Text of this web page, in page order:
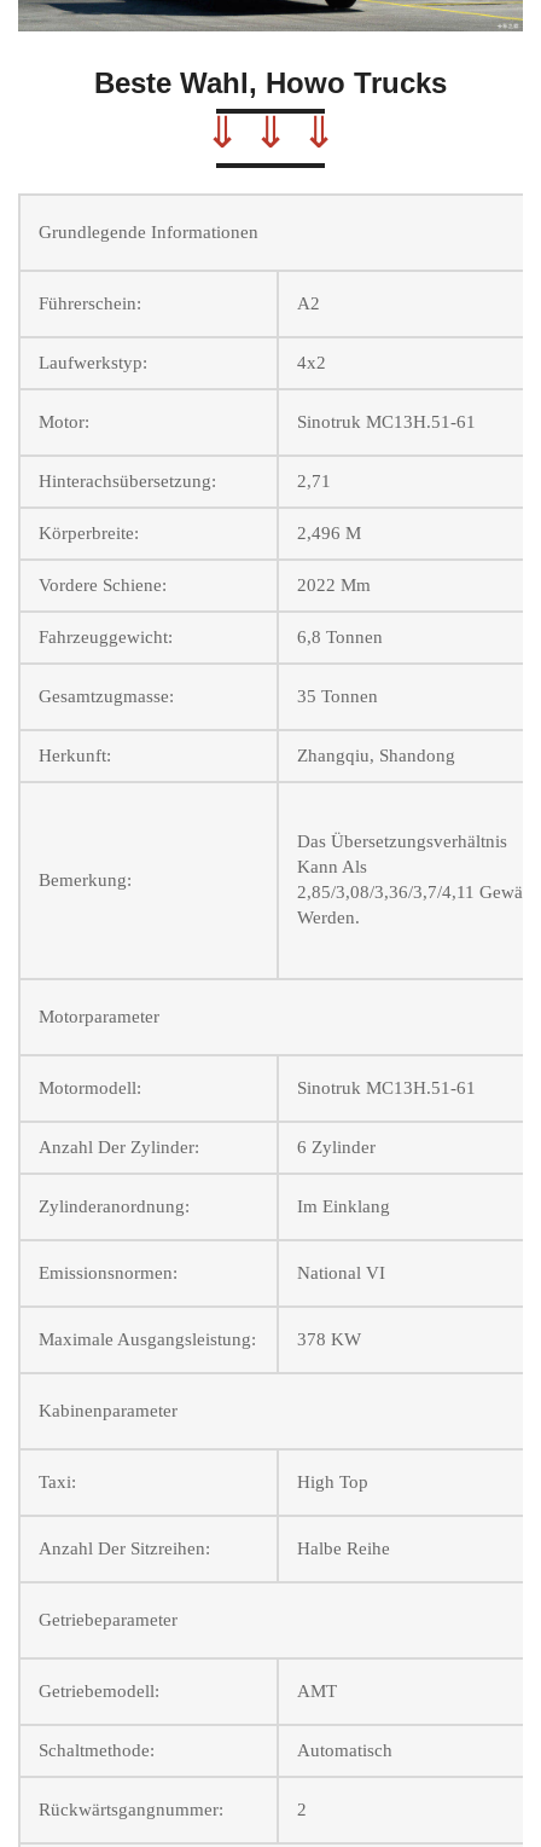
Beste Wahl, Howo Trucks
⇓ ⇓ ⇓
Grundlegende Informationen
Führerschein: A2
Laufwerkstyp: 4x2
Motor: Sinotruk MC13H.51-61
Hinterachsübersetzung: 2,71
Körperbreite: 2,496 M
Vordere Schiene: 2022 Mm
Fahrzeuggewicht: 6,8 Tonnen
Gesamtzugmasse: 35 Tonnen
Herkunft: Zhangqiu, Shandong
Bemerkung:
Das Übersetzungsverhältnis
Kann Als
2,85/3,08/3,36/3,7/4,11 Gewählt
Werden.
Motorparameter
Motormodell: Sinotruk MC13H.51-61
Anzahl Der Zylinder: 6 Zylinder
Zylinderanordnung: Im Einklang
Emissionsnormen: National VI
Maximale Ausgangsleistung: 378 KW
Kabinenparameter
Taxi: High Top
Anzahl Der Sitzreihen: Halbe Reihe
Getriebeparameter
Getriebemodell: AMT
Schaltmethode: Automatisch
Rückwärtsgangnummer: 2